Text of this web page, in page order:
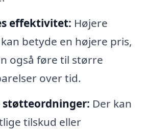
effektivitet: Højere
betyde en højere pris,
også føre til større
over tid.
støtteordninger: Der kan
tilskud eller